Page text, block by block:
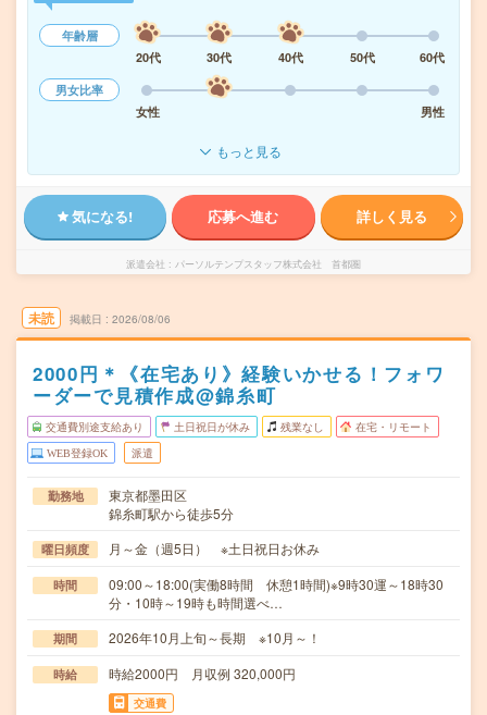
年齢層
20代
30代 40代 50代
60代
男女比率
女性
男性
もっと見る
気になる! 応募へ進む 詳しく見る
派遣会社 パーソルテンプスタッフ株式会社 首都圏
未読 掲載日 2026/08/06
2000円＊《在宅あり》経験いかせる！フォワ
ーダーで見積作成@錦糸町
交通費別途支給あり 土日祝日が休み 残業なし 在宅・リモート
WEB登録OK 派遣
勤務地
東京都墨田区
錦糸町駅から徒歩5分
曜日頻度 月～金（週5日） ※土日祝日お休み
時間
09:00～18:00(実働8時間 休憩1時間)※9時30運～18時30
分・10時～19時も時間選べ…
期間 2026年10月上旬～長期 ※10月～！
時給 時給2000円 月収例 320,000円
交通費